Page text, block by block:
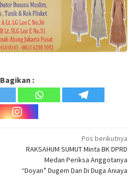
Bagikan :
Pos berikutnya
RAKSAHUM SUMUT Minta BK DPRD
Medan Periksa Anggotanya
“Doyan” Dugem Dan Di Duga Aniaya